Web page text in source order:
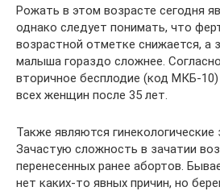
Рожать в этом возрасте сегодня
однако следует понимать, что
возрастной отметке снижается, а
малыша гораздо сложнее.
вторичное бесплодие (код МКБ-10)
всех женщин после 35 лет.
Также являются гинекологические
Зачастую сложность в зачатии
перенесенных ранее абортов.
нет каких-то явных причин, но